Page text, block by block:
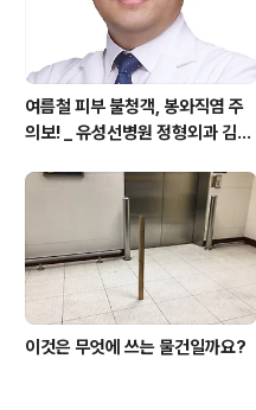
여름철 피부 불청객, 봉와직염 주
의보! _ 유성선병원 정형외과 김의
이것은 무엇에 쓰는 물건일까요?